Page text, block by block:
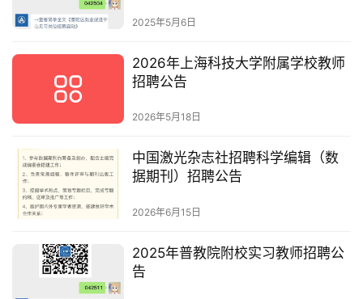
2025年5月6日
2026年上海科技大学附属学校教师
招聘公告
2026年5月18日
中国激光杂志社招聘科学编辑（数
据期刊）招聘公告
2026年6月15日
2025年普教院附校实习教师招聘公
告